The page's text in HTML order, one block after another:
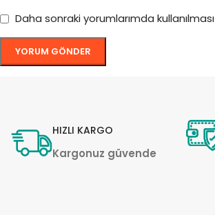
Daha sonraki yorumlarımda
HIZLI KARGO
Kargonuz güvende